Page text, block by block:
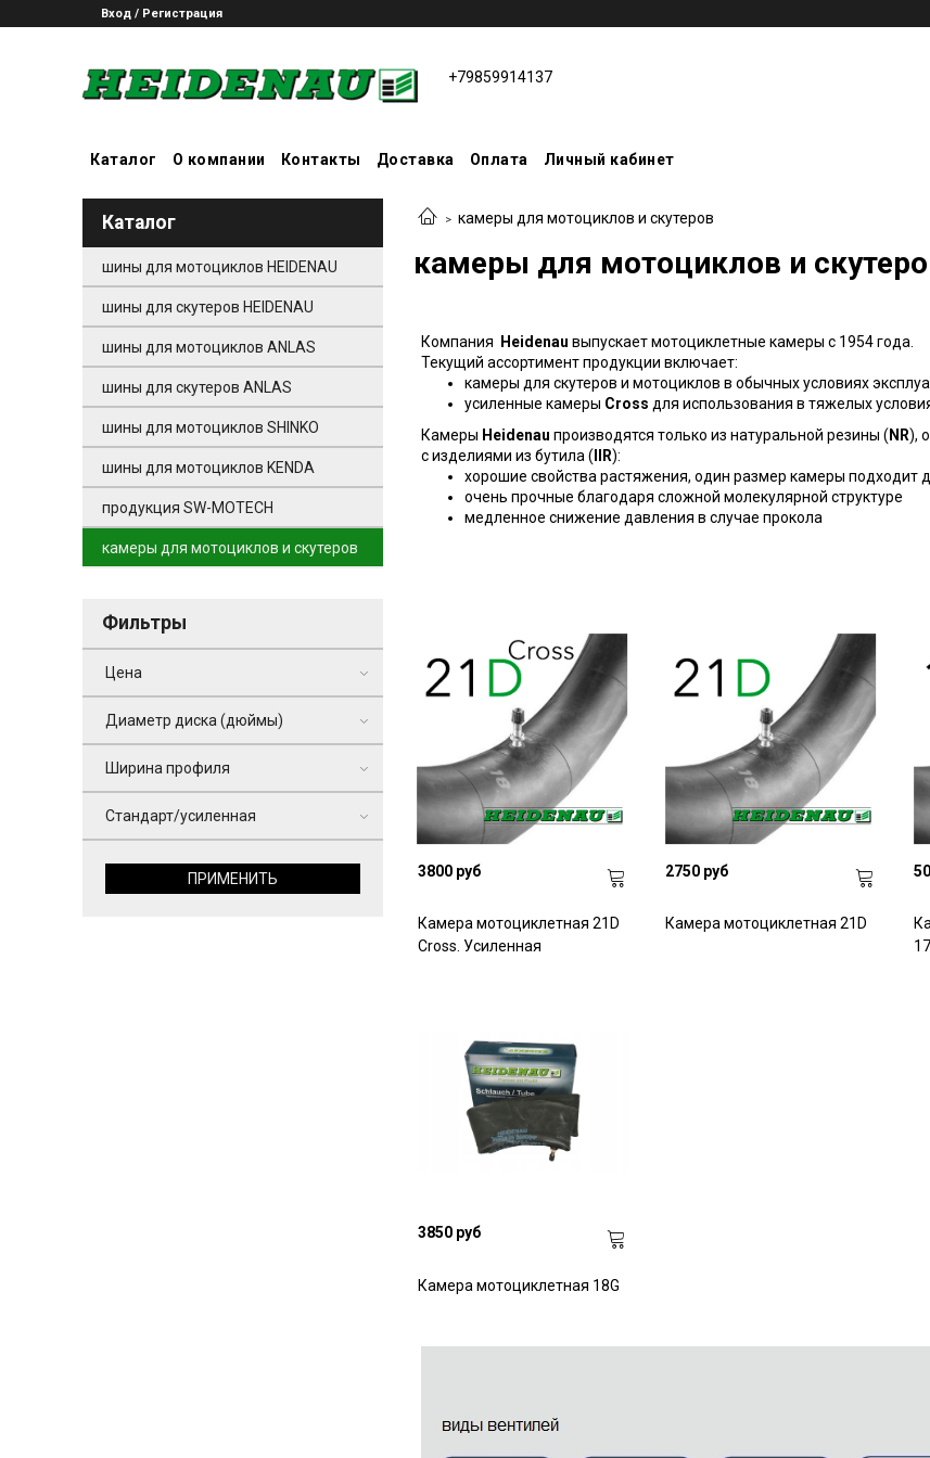
Вход / Регистрация
+79859914137
Каталог О компании Контакты Доставка Оплата Личный кабинет
камеры для мотоциклов и скутеров
камеры для мотоциклов и
Компания Heidenau выпускает мотоциклетные камеры с 1954 года.
Текущий ассортимент продукции включает:
камеры для скутеров и мотоциклов в обычных условиях
усиленные камеры Cross для использования в тяжелых
Камеры Heidenau производятся только из натуральной резины ( NR),
с изделиями из бутила ( IIR):
хорошие свойства растяжения, один размер камеры подходит
очень прочные благодаря сложной молекулярной структуре
медленное снижение давления в случае прокола
3800 руб
Камера мотоциклетная 21D
Cross. Усиленная
2750 руб
Камера мотоциклетная 21D
3850 руб
Камера мотоциклетная 18G
Каталог
шины для мотоциклов HEIDENAU
шины для скутеров HEIDENAU
шины для мотоциклов ANLAS
шины для скутеров ANLAS
шины для мотоциклов SHINKO
шины для мотоциклов KENDA
продукция SW-MOTECH
камеры для мотоциклов и скутеров
Фильтры
Цена
Диаметр диска (дюймы)
Ширина профиля
Стандарт/усиленная
ПРИМЕНИТЬ